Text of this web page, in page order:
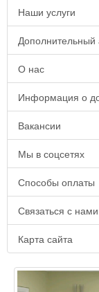
Наши услуги
Дополнительный
О нас
Информация о
Вакансии
Мы в соцсетях
Способы оплаты
Связаться с нами
Карта сайта